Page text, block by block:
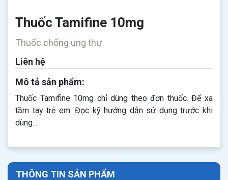
Thuốc Tamifine 10mg
Thuốc chống ung thư
Liên hệ
Mô tả sản phẩm:
Thuốc Tamifine 10mg chỉ dùng theo đơn thuốc. Để xa
tầm tay trẻ em. Đọc kỹ hướng dẫn sử dụng trước khi
dùng...
THÔNG TIN SẢN PHẨM